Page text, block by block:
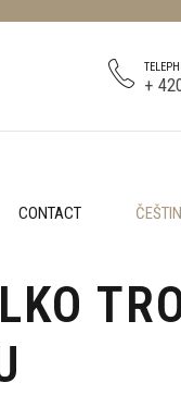
+
CONTACT